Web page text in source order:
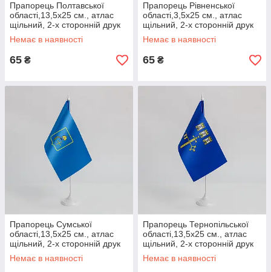
Прапорець Полтавської
області,13,5х25 см., атлас
щільний, 2-х сторонній друк
Немає в наявності
65 ₴
Прапорець Рівненської
області,3,5х25 см., атлас
щільний, 2-х сторонній друк
Немає в наявності
65 ₴
Прапорець Сумської
області,13,5х25 см., атлас
щільний, 2-х сторонній друк
Немає в наявності
Прапорець Тернопільської
області,13,5х25 см., атлас
щільний, 2-х сторонній друк
Немає в наявності